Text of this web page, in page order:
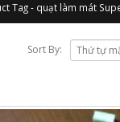
Tag - quạt làm mát
Sort By: